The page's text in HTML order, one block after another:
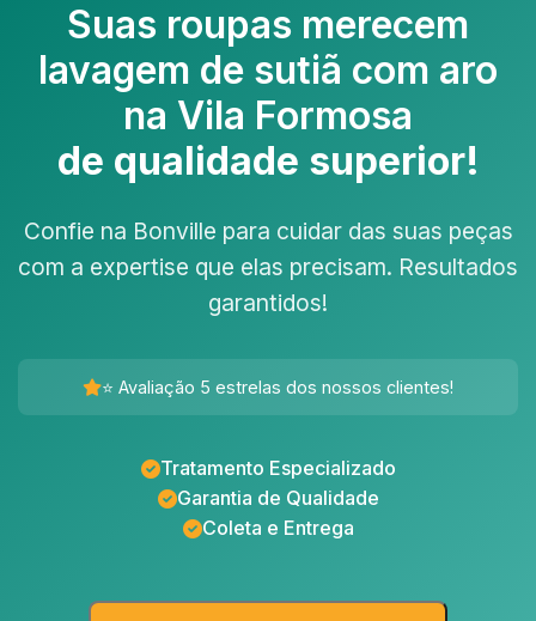
Suas roupas merecem
lavagem de sutiã com aro
na Vila Formosa
de qualidade superior!
Confie na Bonville para cuidar das suas peças
com a expertise que elas precisam. Resultados
garantidos!
⭐ Avaliação 5 estrelas dos nossos clientes!
Tratamento Especializado
Garantia de Qualidade
Coleta e Entrega